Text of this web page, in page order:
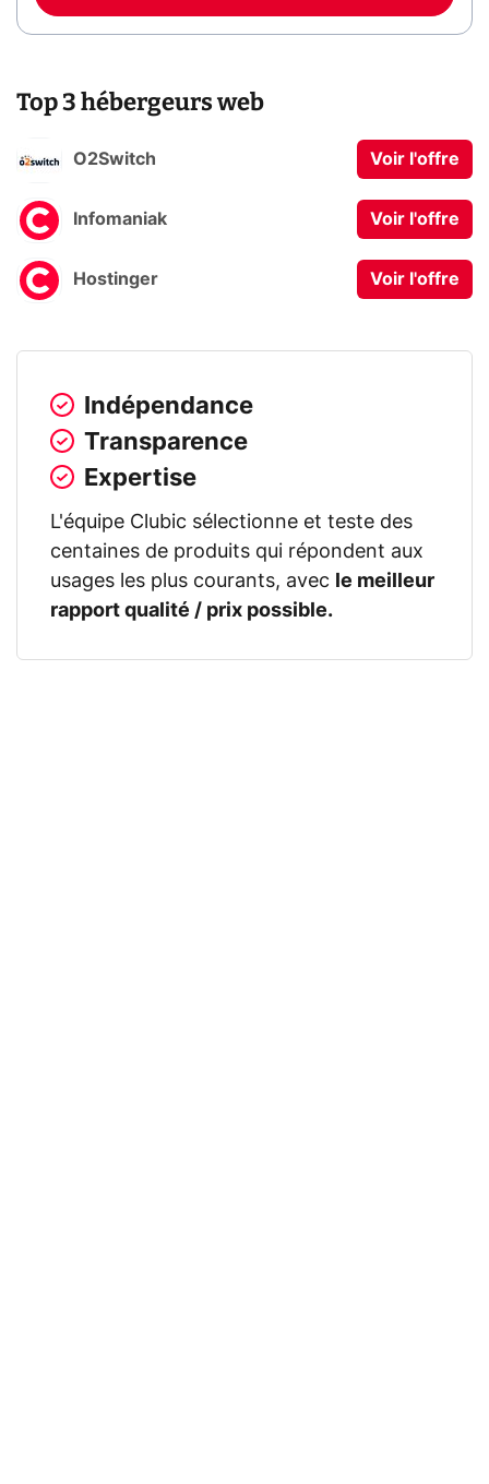
Top 3 hébergeurs web
O2Switch Voir l'offre
Infomaniak Voir l'offre
Hostinger Voir l'offre
Indépendance
Transparence
Expertise
L'équipe Clubic sélectionne et teste des
centaines de produits qui répondent aux
usages les plus courants, avec
le meilleur
rapport qualité / prix possible.